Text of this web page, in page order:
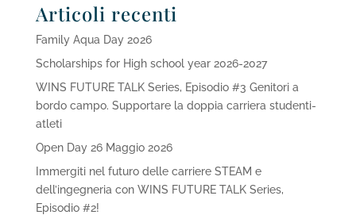
Articoli recenti
Family Aqua Day 2026
Scholarships for High school year 2026-2027
WINS FUTURE TALK Series, Episodio #3 Genitori a
bordo campo. Supportare la doppia carriera studenti-
atleti
Open Day 26 Maggio 2026
Immergiti nel futuro delle carriere STEAM e
dell’ingegneria con WINS FUTURE TALK Series,
Episodio #2!